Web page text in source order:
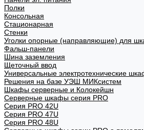
Полки
Консольная
Стационарная
Стенки
Уголки опорные (направляющие) для
Фальш-панели
Шина заземления
Щеточный ввод
Универсальные электротехнические
Решения на базе УЭШ МИКсистем
Шкафы серверные и Колокейшн
Серверные шкафы серия PRO
Серия PRO 42U
Серия PRO 47U
Серия PRO 48U